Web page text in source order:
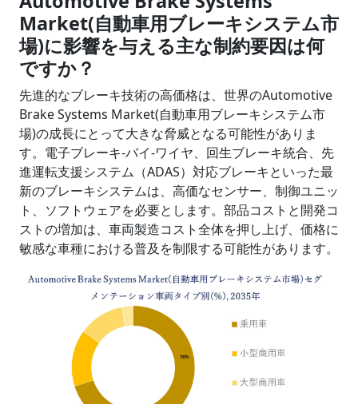
Market(自動車用ブレーキシステム市
場)に影響を与える主な制約要因は何
ですか？
先進的なブレーキ技術の高価格は、世界のAutomotive
Brake Systems Market(自動車用ブレーキシステム市
場)の成長にとって大きな脅威となる可能性がありま
す。電子ブレーキ‐バイ‐ワイヤ、回生ブレーキ統合、先
進運転支援システム（ADAS）対応ブレーキといった最
新のブレーキシステムは、高価なセンサー、制御ユニッ
ト、ソフトウェアを必要とします。部品コストと開発コ
ストの増加は、車両製造コスト全体を押し上げ、価格に
敏感な車種における普及を制限する可能性があります。